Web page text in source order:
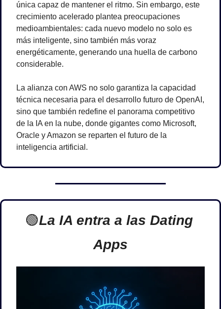
única capaz de mantener el ritmo. Sin embargo, este
crecimiento acelerado plantea preocupaciones
medioambientales: cada nuevo modelo no solo es
más inteligente, sino también más voraz
energéticamente, generando una huella de carbono
considerable.
La alianza con AWS no solo garantiza la capacidad
técnica necesaria para el desarrollo futuro de OpenAI,
sino que también redefine el panorama competitivo
de la IA en la nube, donde gigantes como Microsoft,
Oracle y Amazon se reparten el futuro de la
inteligencia artificial.
🟢La IA entra a las Dating
Apps